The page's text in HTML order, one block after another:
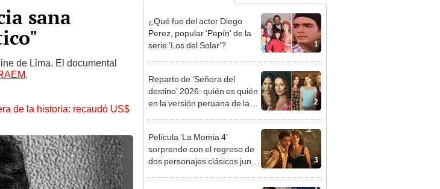
sana
de Lima. El documental
.
de la historia: recaudó US$
1
¿Qué fue del actor Diego
Perez, popular 'Pepín' de la
serie 'Los del Solar'?
2
Reparto de ‘Señora del
destino’ 2026: quién es quién
en la versión peruana de la
3
Película ‘La Momia 4’
sorprende con el regreso de
dos personajes clásicos junto